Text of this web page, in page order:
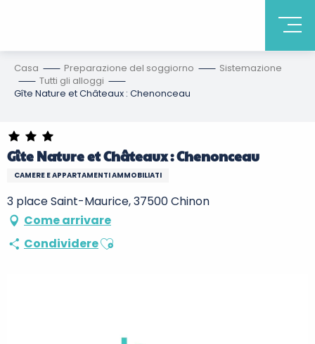
Casa Preparazione del soggiorno
Sistemazione
Tutti gli alloggi
Gîte Nature et Châteaux : Chenonceau
Gîte Nature et Châteaux : Chenonceau
CAMERE E APPARTAMENTI AMMOBILIATI
3 place Saint-Maurice, 37500 Chinon
Come arrivare
CondividereAjouter aux favoris